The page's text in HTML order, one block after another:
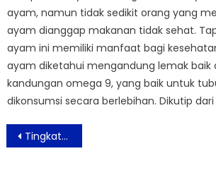
ayam, namun tidak sedikit orang yang
ayam dianggap makanan tidak sehat.
ayam ini memiliki manfaat bagi
ayam diketahui mengandung lemak baik
kandungan omega 9, yang baik untuk
dikonsumsi secara berlebihan. Dikutip dari
Post
navigation
Tingkatkan Kualitas Guru, Sampoerna University Jalin Kerjasama Dengan Universitas Inggris